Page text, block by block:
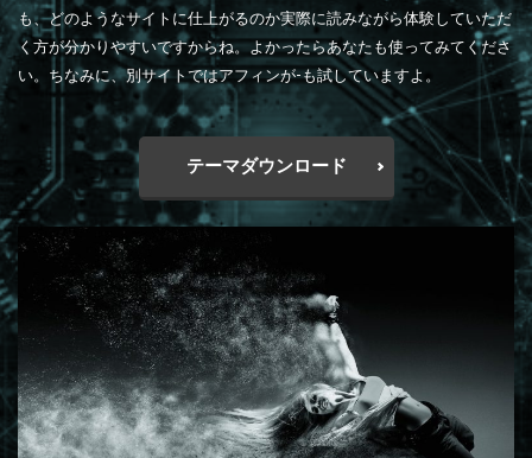
も、どのようなサイトに仕上がるのか実際に読みながら体験していただ
く方が分かりやすいですからね。よかったらあなたも使ってみてくださ
い。ちなみに、別サイトではアフィンが-も試していますよ。
テーマダウンロード